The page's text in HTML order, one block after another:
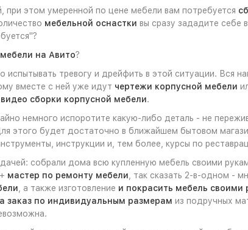
при этом умеренной по цене мебели вам потребуется
мебельной оснастки вы сразу зададите себе
на Авито?
тревогу и дрейфить в этой ситуации. Вся
вместе с ней уже идут чертежи корпусной мебели
видео сборки корпусной мебели.
немного испоротите какую-либо деталь - не
этого будет достаточно в ближайшем бытовом
инструкции и, тем более, курсы по
собрали дома всю купленную мебель своими
+ мастер по ремонту мебели , так сказать 2-в-одном -
, а также изготовление и покрасить мебель своими
заказ по индивидуальным размерам из подручных